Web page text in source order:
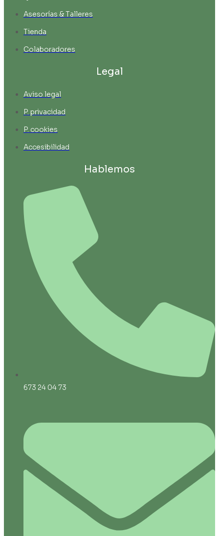
Asesorías & Talleres
Tienda
Colaboradores
Legal
Aviso legal
P. privacidad
P. cookies
Accesibilidad
Hablemos
673 24 04 73